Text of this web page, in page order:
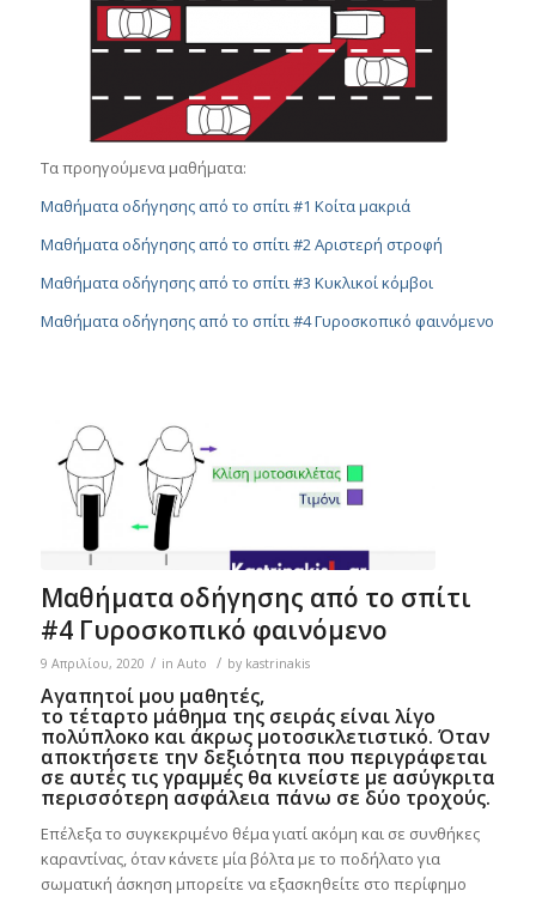
Τα προηγούμενα μαθήματα:
Μαθήματα οδήγησης από το σπίτι #1 Κοίτα μακριά
Μαθήματα οδήγησης από το σπίτι #2 Αριστερή στροφή
Μαθήματα οδήγησης από το σπίτι #3 Κυκλικοί κόμβοι
Μαθήματα οδήγησης από το σπίτι #4 Γυροσκοπικό φαινόμενο
Μαθήματα οδήγησης από το σπίτι
#4 Γυροσκοπικό φαινόμενο
9 Απριλίου, 2020 / in Auto / by kastrinakis
Αγαπητοί μου μαθητές,
το τέταρτο μάθημα της σειράς είναι λίγο
πολύπλοκο και άκρως μοτοσικλετιστικό. Όταν
αποκτήσετε την δεξιότητα που περιγράφεται
σε αυτές τις γραμμές θα κινείστε με ασύγκριτα
περισσότερη ασφάλεια πάνω σε δύο τροχούς.
Επέλεξα το συγκεκριμένο θέμα γιατί ακόμη και σε συνθήκες
καραντίνας, όταν κάνετε μία βόλτα με το ποδήλατο για
σωματική άσκηση μπορείτε να εξασκηθείτε στο περίφημο